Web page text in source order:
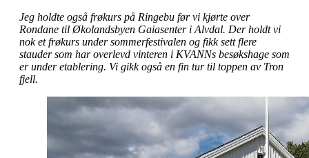
Jeg holdte også frøkurs på Ringebu før vi kjørte over
Rondane til Økolandsbyen Gaiasenter i Alvdal. Der holdt vi
nok et frøkurs under sommerfestivalen og fikk sett flere
stauder som har overlevd vinteren i KVANNs besøkshage som
er under etablering. Vi gikk også en fin tur til toppen av Tron
fjell.